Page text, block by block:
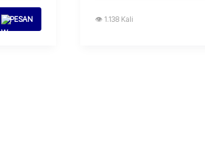
PESAN 👁 1.138 Kali